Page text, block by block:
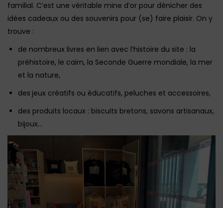
familial. C’est une véritable mine d’or pour dénicher des
idées cadeaux ou des souvenirs pour (se) faire plaisir. On y
trouve :
de nombreux livres en lien avec l’histoire du site : la
préhistoire, le cairn, la Seconde Guerre mondiale, la mer
et la nature,
des jeux créatifs ou éducatifs, peluches et accessoires,
des produits locaux : biscuits bretons, savons artisanaux,
bijoux…